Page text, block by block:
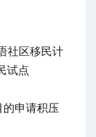
社区移民计
试点
申请积压